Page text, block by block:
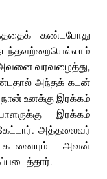
கண்டபோது
அவனை வரவழைத்து,
அந்தக் கடன்
நான் உனக்கு இரக்கம்
இரக்கம்
அத்தலைவர்
அவன்